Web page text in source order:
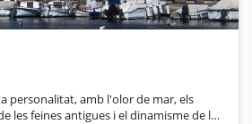
personalitat, amb l'olor de mar, els
les feines antigues i el dinamisme de les